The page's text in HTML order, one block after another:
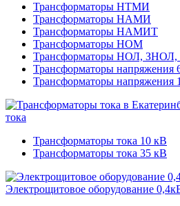
Трансформаторы НТМИ
Трансформаторы НАМИ
Трансформаторы НАМИТ
Трансформаторы НОМ
Трансформаторы НОЛ,
Трансформаторы напряжения
Трансформаторы напряжения
тока
Трансформаторы тока 10 кВ
Трансформаторы тока 35 кВ
Электрощитовое оборудование